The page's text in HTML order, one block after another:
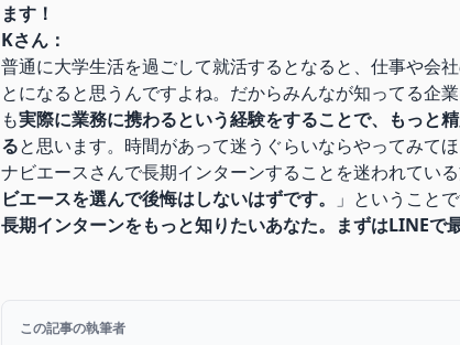
ます！
Kさん：
普通に大学生活を過ごして就活するとなると、仕事や会
とになると思うんですよね。だからみんなが知ってる企
も実際に業務に携わるという経験をすることで、もっと
ると思います。時間があって迷うぐらいならやってみて
ナビエースさんで長期インターンすることを迷われてい
ビエースを選んで後悔はしないはずです。
」ということで
長期インターンをもっと知りたいあなた。まずはLINEで
この記事の執筆者